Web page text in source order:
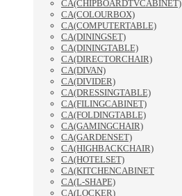
CA(CHIPBOARDTVCABINET)
CA(COLOURBOX)
CA(COMPUTERTABLE)
CA(DININGSET)
CA(DININGTABLE)
CA(DIRECTORCHAIR)
CA(DIVAN)
CA(DIVIDER)
CA(DRESSINGTABLE)
CA(FILINGCABINET)
CA(FOLDINGTABLE)
CA(GAMINGCHAIR)
CA(GARDENSET)
CA(HIGHBACKCHAIR)
CA(HOTELSET)
CA(KITCHENCABINET
CA(L-SHAPE)
CA(LOCKER)